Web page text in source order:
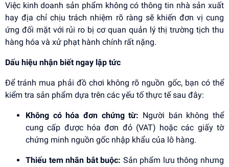
Việc kinh doanh sản phẩm không có thông tin nhà sản xuất
hay địa chỉ chịu trách nhiệm rõ ràng sẽ khiến đơn vị cung
ứng đối mặt với rủi ro bị cơ quan quản lý thị trường tịch thu
hàng hóa và xử phạt hành chính rất nặng.
Dấu hiệu nhận biết ngay lập tức
Để tránh mua phải đồ chơi không rõ nguồn gốc, bạn có thể
kiểm tra sản phẩm dựa trên các yếu tố thực tế sau đây:
Không có hóa đơn chứng từ: Người bán không thể
cung cấp được hóa đơn đỏ (VAT) hoặc các giấy tờ
chứng minh nguồn gốc nhập khẩu của lô hàng.
Thiếu tem nhãn bắt buộc: Sản phẩm lưu thông nhưng